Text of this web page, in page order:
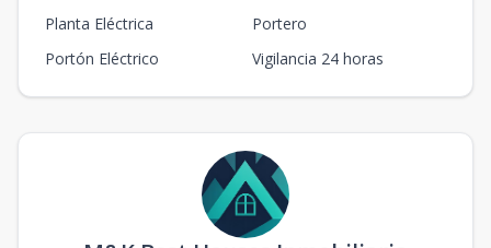
Planta Eléctrica
Portero
Portón Eléctrico
Vigilancia 24 horas